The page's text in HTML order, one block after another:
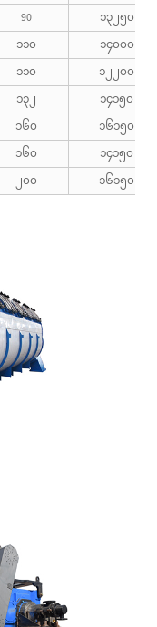
90
၁၃၂၅၀
၁၁၀
၁၄၀၀၀
၁၁၀
၁၂၂၀၀
၁၃၂
၁၄၁၅၀
၁၆၀
၁၆၁၅၀
၁၆၀
၁၄၁၅၀
၂၀၀ ၁၆၁၅၀